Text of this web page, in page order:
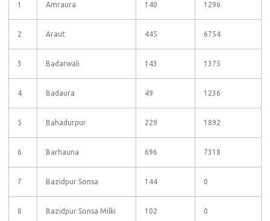
1 Amraura 140 1296
2 Araut 445 6754
3 Badarwali 143 1375
4 Badaura 49 1236
5 Bahadurpur 229 1892
6 Barhauna 696 7318
7 Bazidpur Sonsa 144 0
8 Bazidpur Sonsa Milki 102 0